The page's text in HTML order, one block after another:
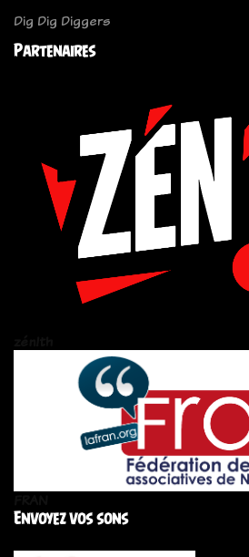
Dig Dig Diggers
Partenaires
Envoyez vos sons